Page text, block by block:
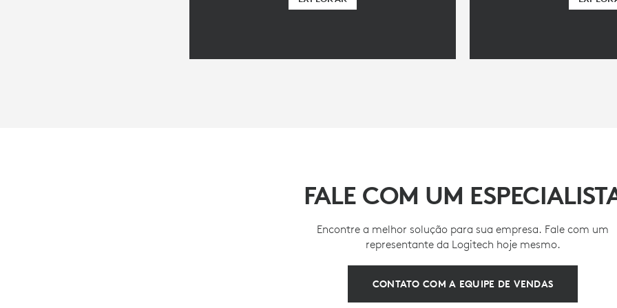
FALE COM UM
Encontre a melhor solução para sua empresa. Fale com um
representante da Logitech hoje mesmo.
CONTATO COM A EQUIPE DE VENDAS